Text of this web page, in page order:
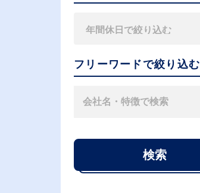
フリーワードで絞り込む
検索